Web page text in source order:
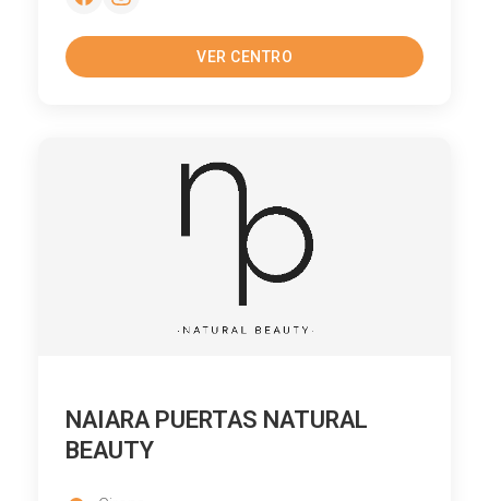
VER CENTRO
NAIARA PUERTAS NATURAL
BEAUTY